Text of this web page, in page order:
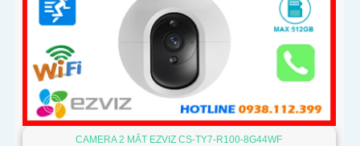
CAMERA 2 MẮT EZVIZ CS-TY7-R100-8G44WF